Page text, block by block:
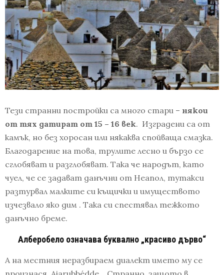
Тези странни постройки са много стари – някои
от тях датират от 15 – 16 век. Изградени са от
камък, но без хоросан или някаква спойваща смазка.
Благодарение на това, трулите лесно и бързо се
сглобяват и разглобяват. Така че народът, като
чуел, че се задават данъчни от Неапол, тутакси
разтурвал малките си къщички и имуществото
изчезвало яко дим . Така си спестявал тежкото
данъчно бреме.
Алберобело означава буквално „красиво дърво“
А на местния неразбираем диалект името му се